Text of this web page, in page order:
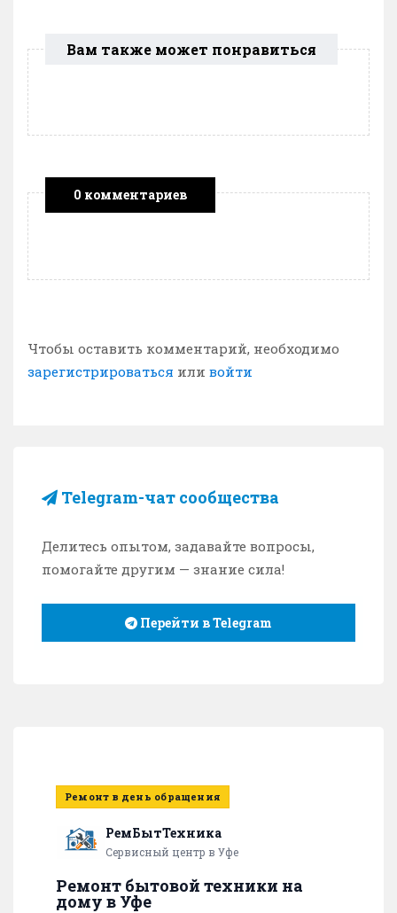
Вам также может понравиться
0 комментариев
Чтобы оставить комментарий, необходимо
зарегистрироваться или войти
Telegram-чат сообщества
Делитесь опытом, задавайте вопросы,
помогайте другим — знание сила!
Перейти в Telegram
Ремонт в день обращения
РемБытТехника
Сервисный центр в Уфе
Ремонт бытовой техники на
дому в Уфе